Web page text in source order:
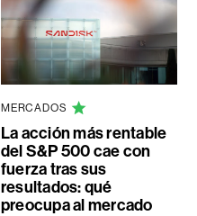
MERCADOS
La acción más rentable
del S&P 500 cae con
fuerza tras sus
resultados: qué
preocupa al mercado